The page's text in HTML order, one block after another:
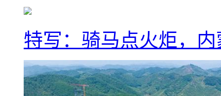
特写：骑马点火炬，